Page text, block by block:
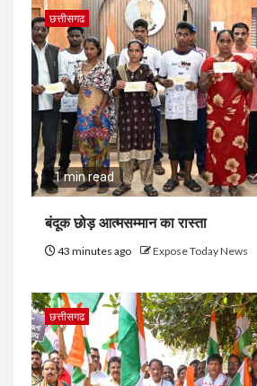
छत्तीसगढ
1 min read
​बंदूक छोड़ आत्मसम्मान का रास्ता
43 minutes ago Expose Today News
छत्तीसगढ